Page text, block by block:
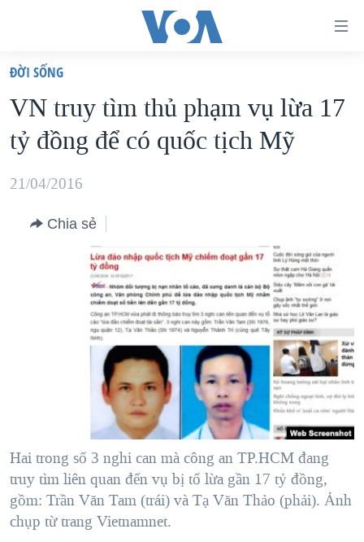
truy
cập
Tới
dung
chính
VIỆT NAM
HOA KỲ
BIỂN ĐÔNG
BLOG
TỰ DO BÁO CHÍ
VẠCH TRẦN TIN GIẢ
NGƯỜI VIỆT HẢI NGOẠI
KHOA HỌC
SỨC KHOẺ
VĂN HOÁ
CHIẾN TRANH THƯƠNG MẠI CỦA MỸ: QUÁ KHỨ VÀ HIỆN
HÀNH TRÌNH BẦU CỬ 2024
MỘT NĂM CHIẾN TRANH TẠI DẢI GAZA
GIẢI MÃ VÀNH ĐAI & CON ĐƯỜNG
NGÀY TỊ NẠN THẾ GIỚI
TRỊNH VĨNH BÌNH - NGƯỜI HẠ 'BÊN THẮNG CUỘC'
HỌC TIẾNG ANH
MẠNG XÃ HỘI
Ngôn ngữ khác
ÐỜI SỐNG
VN truy tìm thủ phạm vụ lừa 17
tỷ đồng để có quốc tịch Mỹ
21/04/2016
Chia sẻ
Hai trong số 3 nghi can mà công an TP.HCM đang
truy tìm liên quan đến vụ bị tố lừa gần 17 tỷ đồng,
gồm: Trần Văn Tam (trái) và Tạ Văn Thảo (phải). Ảnh
chụp từ trang Vietnamnet.